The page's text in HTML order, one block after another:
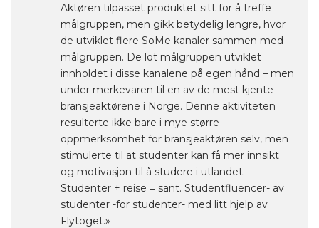
Aktøren tilpasset produktet sitt for å treffe
målgruppen, men gikk betydelig lengre, hvor
de utviklet flere SoMe kanaler sammen med
målgruppen. De lot målgruppen utviklet
innholdet i disse kanalene på egen hånd – men
under merkevaren til en av de mest kjente
bransjeaktørene i Norge. Denne aktiviteten
resulterte ikke bare i mye større
oppmerksomhet for bransjeaktøren selv, men
stimulerte til at studenter kan få mer innsikt
og motivasjon til å studere i utlandet.
Studenter + reise = sant. Studentfluencer- av
studenter -for studenter- med litt hjelp av
Flytoget.»